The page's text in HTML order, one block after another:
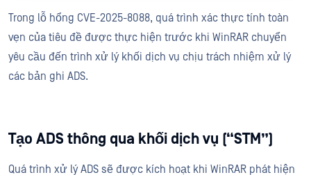
Trong lỗ hổng CVE-2025-8088, quá trình xác thực tính toàn
vẹn của tiêu đề được thực hiện trước khi WinRAR chuyển
yêu cầu đến trình xử lý khối dịch vụ chịu trách nhiệm xử lý
các bản ghi ADS.
Tạo ADS thông qua khối dịch vụ (“STM”)
Quá trình xử lý ADS sẽ được kích hoạt khi WinRAR phát hiện